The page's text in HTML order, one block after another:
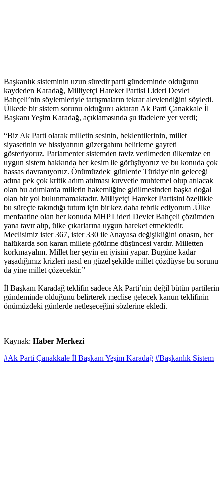
Başkanlık sisteminin uzun süredir parti gündeminde olduğunu
kaydeden Karadağ, Milliyetçi Hareket Partisi Lideri Devlet
Bahçeli’nin söylemleriyle tartışmaların tekrar alevlendiğini söyledi.
Ülkede bir sistem sorunu olduğunu aktaran Ak Parti Çanakkale İl
Başkanı Yeşim Karadağ, açıklamasında şu ifadelere yer verdi;
“Biz Ak Parti olarak milletin sesinin, beklentilerinin, millet
siyasetinin ve hissiyatının güzergahını belirleme gayreti
gösteriyoruz. Parlamenter sistemden taviz verilmeden ülkemize en
uygun sistem hakkında her kesim ile görüşüyoruz ve bu konuda çok
hassas davranıyoruz. Önümüzdeki günlerde Türkiye'nin geleceği
adına pek çok kritik adım atılması kuvvetle muhtemel olup atılacak
olan bu adımlarda milletin hakemliğine gidilmesinden başka doğal
olan bir yol bulunmamaktadır. Milliyetçi Hareket Partisini özellikle
bu süreçte takındığı tutum için bir kez daha tebrik ediyorum .Ülke
menfaatine olan her konuda MHP Lideri Devlet Bahçeli çözümden
yana tavır alıp, ülke çıkarlarına uygun hareket etmektedir.
Meclisimiz ister 367, ister 330 ile Anayasa değişikliğini onasın, her
halükarda son kararı millete götürme düşüncesi vardır. Milletten
korkmayalım. Millet her şeyin en iyisini yapar. Bugüne kadar
yaşadığımız krizleri nasıl en güzel şekilde millet çözdüyse bu sorunu
da yine millet çözecektir.”
İl Başkanı Karadağ teklifin sadece Ak Parti’nin değil bütün partilerin
gündeminde olduğunu belirterek meclise gelecek kanun teklifinin
önümüzdeki günlerde netleşeceğini sözlerine ekledi.
Kaynak: Haber Merkezi
#Ak Parti Çanakkale İl Başkanı Yeşim Karadağ #Başkanlık Sistem